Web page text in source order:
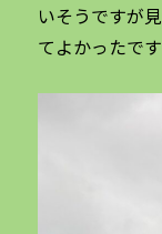
いそうですが
てよかったです